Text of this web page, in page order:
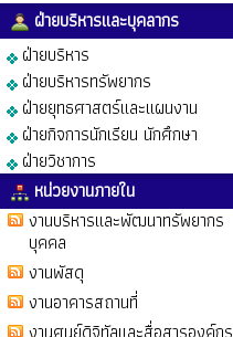
ฝ่ายบริหารและบุคลากร
ฝ่ายบริหาร
ฝ่ายบริหารทรัพยากร
ฝ่ายยุทธศาสตร์และแผนงาน
ฝ่ายกิจการนักเรียน นักศึกษา
ฝ่ายวิชาการ
หน่วยงานภายใน
งานบริหารและพัฒนาทรัพยากร
บุคคล
งานพัสดุ
งานอาคารสถานที่